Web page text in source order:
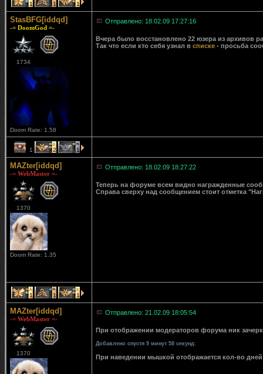
1 1 1
StasBFG[iddqd]
-= DoomGod =-
1734
Doom Rate: 1.58
Отправлено: 18.02.09 17:27:16
Вчера было восстановлено 22 юзера из архивов
Так что если кто себя узнал в списке - просьба
1 2 1
MAZter[iddqd]
-= WebMaster =-
1370
Doom Rate: 1.35
Отправлено: 18.02.09 18:27:22
Теперь на форуме всем видно награжденные
Справа сверху над сообщением стоит отметка
1 1 1
MAZter[iddqd]
-= WebMaster =-
1370
Отправлено: 21.02.09 18:05:54
При отображении модераторов форума ник
Добавлено спустя 9 минут 58 секунд:
При наведении мышкой отображается кол-во